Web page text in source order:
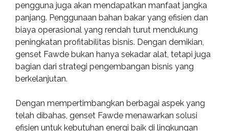
pengguna juga akan mendapatkan manfaat jangka
panjang. Penggunaan bahan bakar yang efisien dan
biaya operasional yang rendah turut mendukung
peningkatan profitabilitas bisnis. Dengan demikian,
genset Fawde bukan hanya sekadar alat, tetapi juga
bagian dari strategi pengembangan bisnis yang
berkelanjutan.
Dengan mempertimbangkan berbagai aspek yang
telah dibahas, genset Fawde menawarkan solusi
efisien untuk kebutuhan energi baik di lingkungan